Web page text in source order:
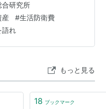
になっています。 しか
を感じていました。 簡
層は同じ高さで表され
ど底辺が大きいので、 面
合研究所
産 #生活防衛費
語れ
もっと見る
18 ブックマーク